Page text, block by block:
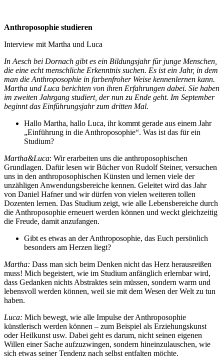
Anthroposophie studieren
Interview mit Martha und Luca
In Aesch bei Dornach gibt es ein Bildungsjahr für junge Menschen,
die eine echt menschliche Erkenntnis suchen. Es ist ein Jahr, in dem
man die Anthroposophie in farbenfroher Weise kennenlernen kann.
Martha und Luca berichten von ihren Erfahrungen dabei. Sie haben
im zweiten Jahrgang studiert, der nun zu Ende geht. Im September
beginnt das Einführungsjahr zum dritten Mal.
Hallo Martha, hallo Luca, ihr kommt gerade aus einem Jahr
„Einführung in die Anthroposophie“. Was ist das für ein
Studium?
Martha&Luca: Wir erarbeiten uns die anthroposophischen
Grundlagen. Dafür lesen wir Bücher von Rudolf Steiner, versuchen
uns in den anthroposophischen Künsten und lernen viele der
unzähligen Anwendungsbereiche kennen. Geleitet wird das Jahr
von Daniel Hafner und wir dürfen von vielen weiteren tollen
Dozenten lernen. Das Studium zeigt, wie alle Lebensbereiche durch
die Anthroposophie erneuert werden können und weckt gleichzeitig
die Freude, damit anzufangen.
Gibt es etwas an der Anthroposophie, das Euch persönlich
besonders am Herzen liegt?
Martha: Dass man sich beim Denken nicht das Herz herausreißen
muss! Mich begeistert, wie im Studium anfänglich erlernbar wird,
dass Gedanken nichts Abstraktes sein müssen, sondern warm und
lebensvoll werden können, weil sie mit dem Wesen der Welt zu tun
haben.
Luca: Mich bewegt, wie alle Impulse der Anthroposophie
künstlerisch werden können – zum Beispiel als Erziehungskunst
oder Heilkunst usw. Dabei geht es darum, nicht seinen eigenen
Willen einer Sache aufzuzwingen, sondern hineinzulauschen, wie
sich etwas seiner Tendenz nach selbst entfalten möchte.